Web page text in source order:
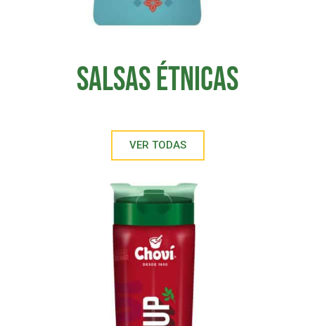
SALSAS ÉTNICAS
VER TODAS